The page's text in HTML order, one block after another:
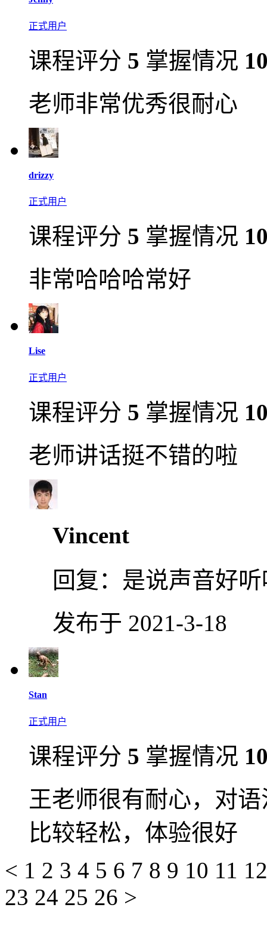
正式用户
课程评分 5 掌握情况
老师非常优秀很耐心
drizzy
正式用户
课程评分 5 掌握情况
非常哈哈哈常好
Lise
正式用户
课程评分 5 掌握情况
老师讲话挺不错的啦
Vincent
回复： 是说声音好
发布于 2021-3-18
Stan
正式用户
课程评分 5 掌握情况
王老师很有耐心，对
比较轻松，体验很好
< 1 2 3 4 5 6 7 8 9 10 11
23 24 25 26 >